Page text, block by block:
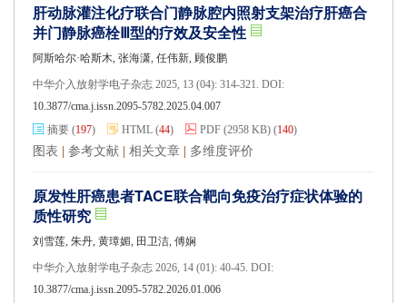
肝动脉灌注化疗联合门静脉腔内照射支架治疗肝癌合
并门静脉癌栓Ⅲ型的疗效及安全性
阿斯哈尔·哈斯木, 张海潇, 任伟新, 顾俊鹏
中华介入放射学电子杂志 2025, 13 (04): 314-321. DOI:
10.3877/cma.j.issn.2095-5782.2025.04.007
摘要 (197) HTML (44) PDF (2958 KB) (140)
图表 参考文献 相关文章 多维度评价
原发性肝癌患者TACE联合靶向免疫治疗症状体验的
质性研究
刘雪莲, 朱丹, 黄璋媚, 田卫洁, 傅娴
中华介入放射学电子杂志 2026, 14 (01): 40-45. DOI:
10.3877/cma.j.issn.2095-5782.2026.01.006